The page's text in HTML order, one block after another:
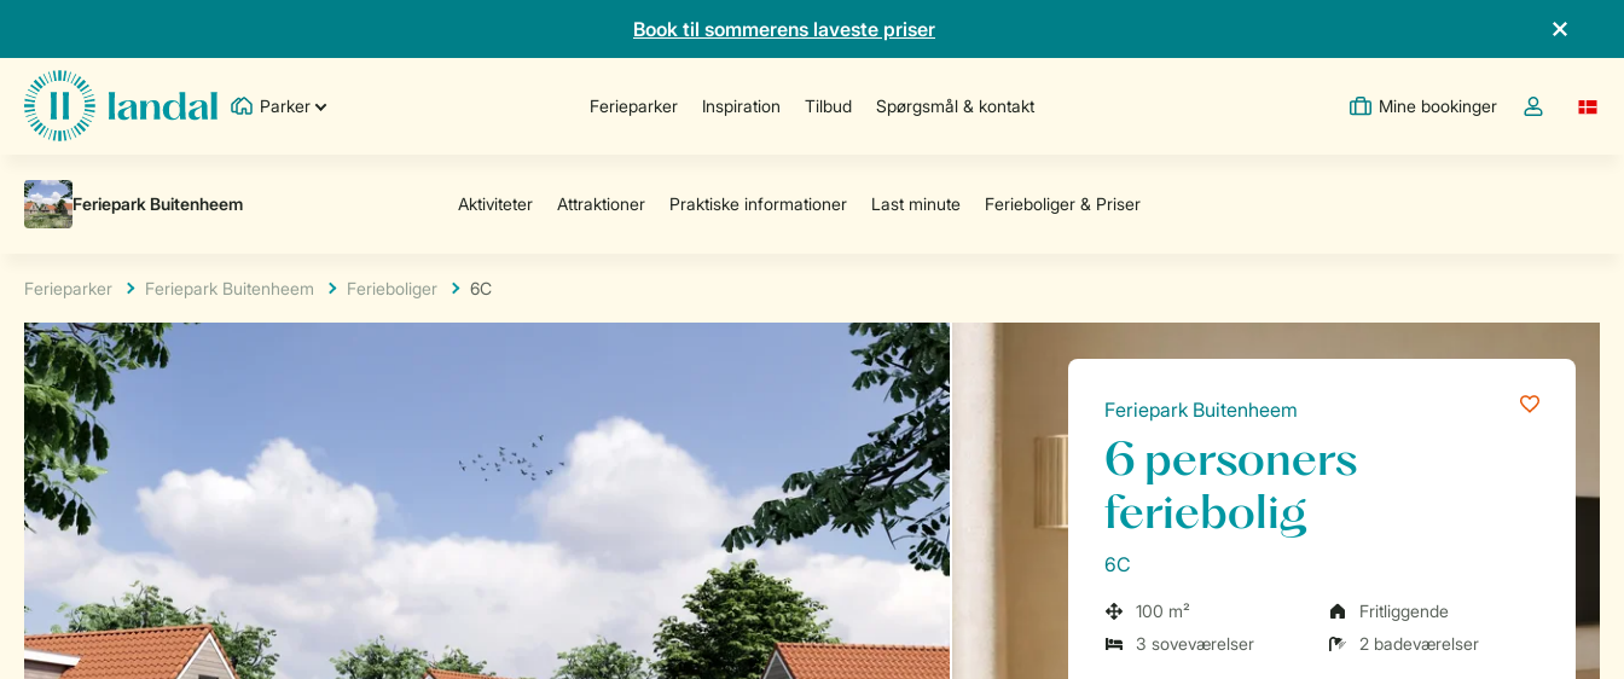
Book til sommerens laveste priser
Parker Ferieparker Inspiration Tilbud Spørgsmål & kontakt Mine bookinger
Toggle the
Ferieparker Feriepark Buitenheem Ferieboliger 6C
Feriepark Buitenheem
6 personers
feriebolig
6C
100 m²
Fritliggende
3 soveværelser
2 badeværelser